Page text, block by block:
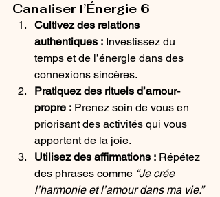
Canaliser l’Énergie 6
Cultivez des relations
authentiques : Investissez du
temps et de l’énergie dans des
connexions sincères.
Pratiquez des rituels d’amour-
propre : Prenez soin de vous en
priorisant des activités qui vous
apportent de la joie.
Utilisez des affirmations : Répétez
des phrases comme “Je crée
l’harmonie et l’amour dans ma vie.”